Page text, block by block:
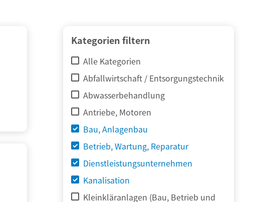
Kategorien filtern
Alle Kategorien
Abfallwirtschaft / Entsorgungstechnik
Abwasserbehandlung
Antriebe, Motoren
Bau, Anlagenbau
Betrieb, Wartung, Reparatur
Dienstleistungsunternehmen
Kanalisation
Kleinkläranlagen (Bau, Betrieb und